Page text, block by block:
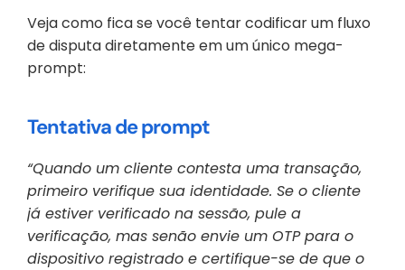
Veja como fica se você tentar codificar um fluxo
de disputa diretamente em um único mega-
prompt:
Tentativa de prompt
“Quando um cliente contesta uma transação,
primeiro verifique sua identidade. Se o cliente
já estiver verificado na sessão, pule a
verificação, mas senão envie um OTP para o
dispositivo registrado e certifique-se de que o